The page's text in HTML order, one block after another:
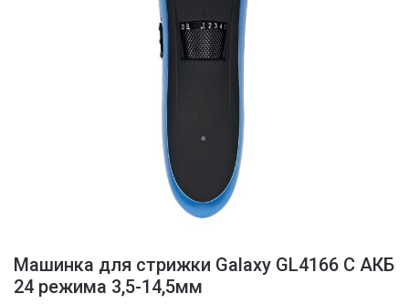
Машинка для стрижки Galaxy GL4166 С АКБ
24 режима 3,5-14,5мм